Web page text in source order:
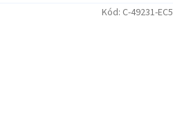
Kód: C-49231-EC5